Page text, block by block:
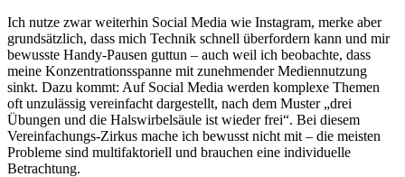
Ich nutze zwar weiterhin Social Media wie Instagram, merke aber
grundsätzlich, dass mich Technik schnell überfordern kann und mir
bewusste Handy-Pausen guttun – auch weil ich beobachte, dass
meine Konzentrationsspanne mit zunehmender Mediennutzung
sinkt. Dazu kommt: Auf Social Media werden komplexe Themen
oft unzulässig vereinfacht dargestellt, nach dem Muster „drei
Übungen und die Halswirbelsäule ist wieder frei“. Bei diesem
Vereinfachungs-Zirkus mache ich bewusst nicht mit – die meisten
Probleme sind multifaktoriell und brauchen eine individuelle
Betrachtung.